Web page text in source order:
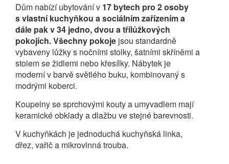
Dům nabízí ubytování v 17 bytech pro 2 osoby
s vlastní kuchyňkou a sociálním zařízením a
dále pak v 34 jedno, dvou a třílůžkových
pokojích. Všechny pokoje jsou standardně
vybaveny lůžky s nočními stolky, šatními skříněmi a
stolem se židlemi nebo křesílky. Nábytek je
moderní v barvě světlého buku, kombinovaný s
modrými koberci.
Koupelny se sprchovými kouty a umyvadlem mají
keramické obklady a dlažbu ve stejné barevnosti.
V kuchyňkách je jednoduchá kuchyňská linka,
dřez, vařič a mikrovlnná trouba.